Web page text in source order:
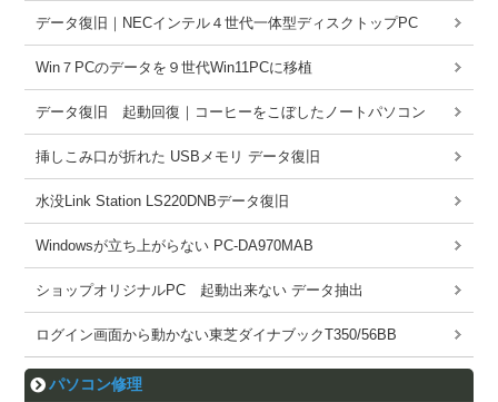
データ復旧｜NECインテル４世代一体型ディスクトップPC
Win７PCのデータを９世代Win11PCに移植
データ復旧 起動回復｜コーヒーをこぼしたノートパソコン
挿しこみ口が折れた USBメモリ データ復旧
水没Link Station LS220DNBデータ復旧
Windowsが立ち上がらない PC-DA970MAB
ショップオリジナルPC 起動出来ない データ抽出
ログイン画面から動かない東芝ダイナブックT350/56BB
パソコン修理